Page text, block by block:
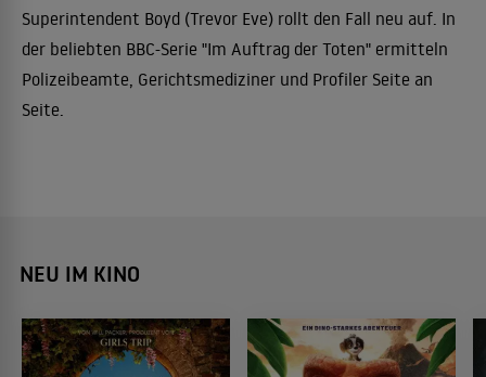
Superintendent Boyd (Trevor Eve) rollt den Fall neu auf. In
der beliebten BBC-Serie "Im Auftrag der Toten" ermitteln
Polizeibeamte, Gerichtsmediziner und Profiler Seite an
Seite.
NEU IM KINO